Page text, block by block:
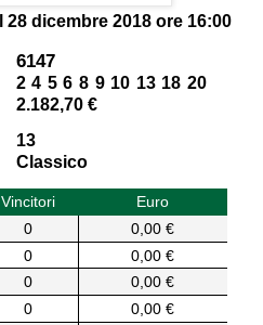
28 dicembre 2018 ore 16:00
6147
2 4 5 6 8 9 10 13 18 20
2.182,70 €
13
Classico
Vincitori
Euro
0
0,00 €
0
0,00 €
0
0,00 €
0
0,00 €